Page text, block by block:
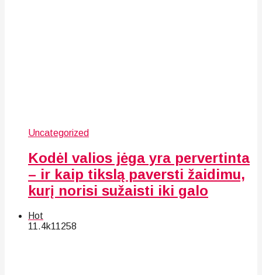
Uncategorized
Kodėl valios jėga yra pervertinta
– ir kaip tikslą paversti žaidimu,
kurį norisi sužaisti iki galo
Hot
11.4k11258